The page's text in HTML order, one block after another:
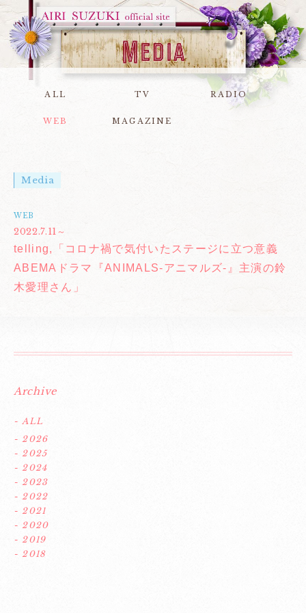
ALL TV RADIO
WEB MAGAZINE
Media
WEB
2022.7.11～
telling,「コロナ禍で気付いたステージに立つ意義
ABEMAドラマ『ANIMALS‐アニマルズ‐』主演の鈴
木愛理さん」
Archive
- ALL
- 2026
- 2025
- 2024
- 2023
- 2022
- 2021
- 2020
- 2019
- 2018